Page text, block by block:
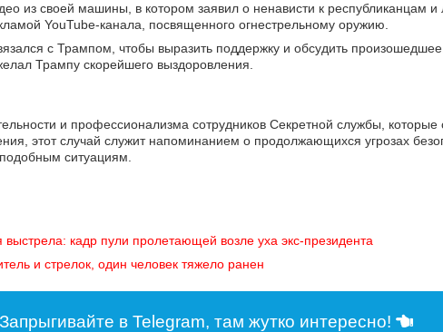
из своей машины, в котором заявил о ненависти к республиканцам
YouTube-канала, посвященного огнестрельному оружию.
с Трампом, чтобы выразить поддержку и обсудить
Трампу скорейшего выздоровления.
и профессионализма сотрудников Секретной службы, которые
этот случай служит напоминанием о продолжающихся угрозах
ситуациям.
кадр пули пролетающей возле уха экс-президента
и стрелок, один человек тяжело ранен
Запрыгивайте в Telegram, там жутко интересно!